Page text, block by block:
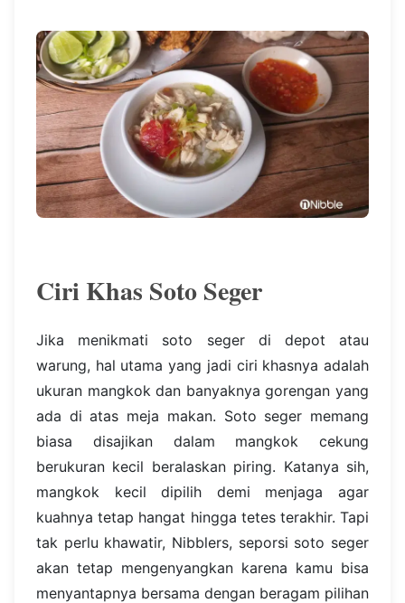
Ciri Khas Soto Seger
Jika menikmati soto seger di depot atau
warung, hal utama yang jadi ciri khasnya adalah
ukuran mangkok dan banyaknya gorengan yang
ada di atas meja makan. Soto seger memang
biasa disajikan dalam mangkok cekung
berukuran kecil beralaskan piring. Katanya sih,
mangkok kecil dipilih demi menjaga agar
kuahnya tetap hangat hingga tetes terakhir. Tapi
tak perlu khawatir, Nibblers, seporsi soto seger
akan tetap mengenyangkan karena kamu bisa
menyantapnya bersama dengan beragam pilihan